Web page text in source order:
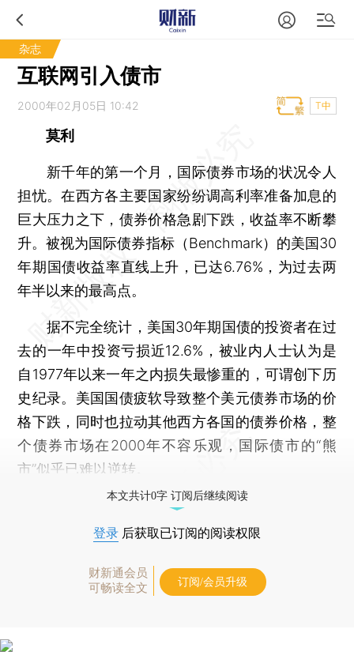
杂志
互联网引入债市
2000年02月05日 10:42 T中
莫利
新千年的第一个月，国际债券市场的状况令人
担忧。在西方各主要国家纷纷调高利率准备加息的
巨大压力之下，债券价格急剧下跌，收益率不断攀
升。被视为国际债券指标（Benchmark）的美国30
年期国债收益率直线上升，已达6.76%，为过去两
年半以来的最高点。
据不完全统计，美国30年期国债的投资者在过
去的一年中投资亏损近12.6%，被业内人士认为是
自1977年以来一年之内损失最惨重的，可谓创下历
史纪录。美国国债疲软导致整个美元债券市场的价
格下跌，同时也拉动其他西方各国的债券价格，整
个债券市场在2000年不容乐观，国际债市的“熊
市”似乎已难以逆转。
本文共计0字 订阅后继续阅读
登录 后获取已订阅的阅读权限
财新通会员
可畅读全文
订阅/会员升级